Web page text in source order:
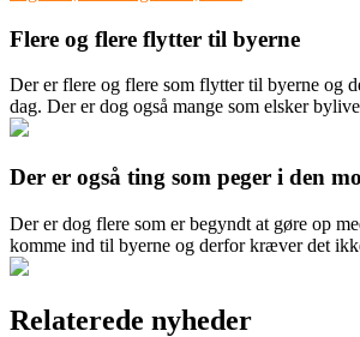
Flere og flere flytter til byerne
Der er flere og flere som flytter til byerne og
dag. Der er dog også mange som elsker
Der er også ting som peger i den
Der er dog flere som er begyndt at gøre op
komme ind til byerne og derfor kræver det
Relaterede nyheder